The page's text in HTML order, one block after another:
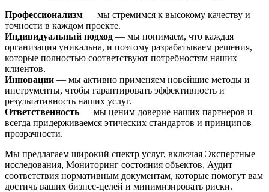
Профессионализм — мы стремимся к высокому качеству и
точности в каждом проекте.
Индивидуальный подход — мы понимаем, что каждая
организация уникальна, и поэтому разрабатываем решения,
которые полностью соответствуют потребностям наших
клиентов.
Инновации — мы активно применяем новейшие методы и
инструменты, чтобы гарантировать эффективность и
результативность наших услуг.
Ответственность — мы ценим доверие наших партнеров и
всегда придерживаемся этических стандартов и принципов
прозрачности.
Мы предлагаем широкий спектр услуг, включая Экспертные
исследования, Мониторинг состояния объектов, Аудит
соответствия нормативным документам, которые помогут вам
достичь ваших бизнес-целей и минимизировать риски.